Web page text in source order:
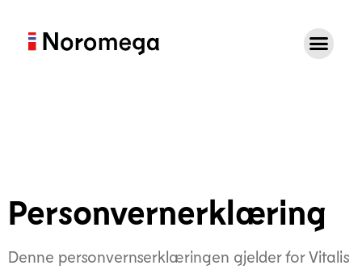
Personvernerklæring
Denne personvernserklæringen gjelder for Vitalis